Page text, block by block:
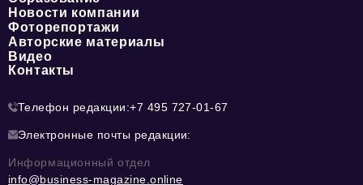
Новости компании
Фоторепортажи
Авторские материалы
Видео
Контакты
Телефон редакции:+7 495 727-01-67
Электронные почты редакции:
Информационный отдел
info@business-magazine.online